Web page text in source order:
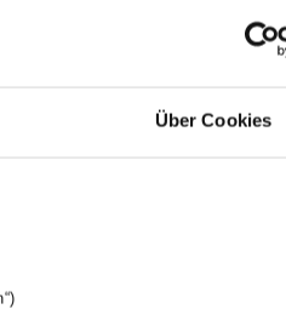
Über Cookies
les entrepreneurs et